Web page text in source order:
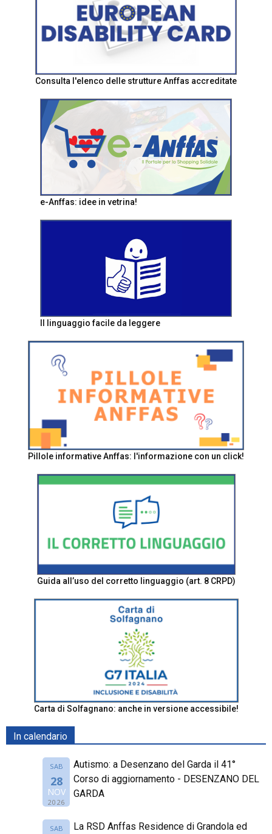
Consulta l'elenco delle strutture Anffas accreditate
e-Anffas: idee in vetrina!
Il linguaggio facile da leggere
Pillole informative Anffas: l'informazione con un click!
Guida all’uso del corretto linguaggio (art. 8 CRPD)
Carta di Solfagnano: anche in versione accessibile!
In calendario
SAB
28
NOV
2026
Autismo: a Desenzano del Garda il 41°
Corso di aggiornamento - DESENZANO DEL
GARDA
SAB
La RSD Anffas Residence di Grandola ed